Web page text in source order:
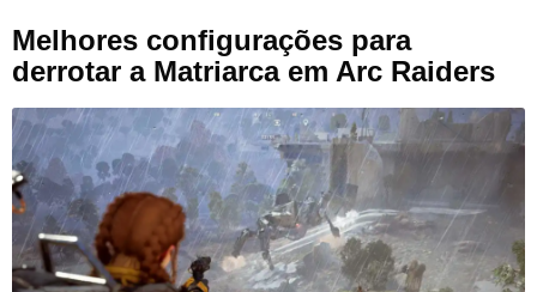
Melhores configurações para
derrotar a Matriarca em Arc Raiders